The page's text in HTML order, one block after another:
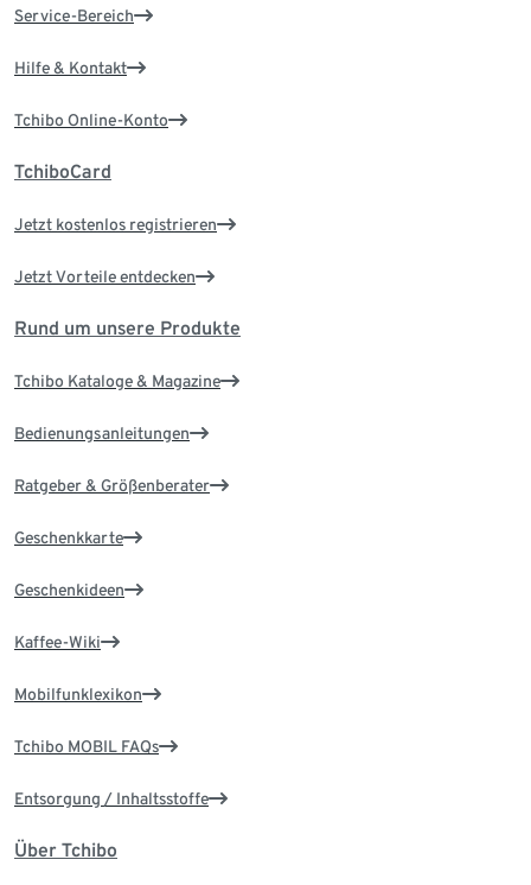
Service-Bereich
Hilfe & Kontakt
Tchibo Online-Konto
TchiboCard
Jetzt kostenlos registrieren
Jetzt Vorteile entdecken
Rund um unsere Produkte
Tchibo Kataloge & Magazine
Bedienungsanleitungen
Ratgeber & Größenberater
Geschenkkarte
Geschenkideen
Kaffee-Wiki
Mobilfunklexikon
Tchibo MOBIL FAQs
Entsorgung / Inhaltsstoffe
Über Tchibo